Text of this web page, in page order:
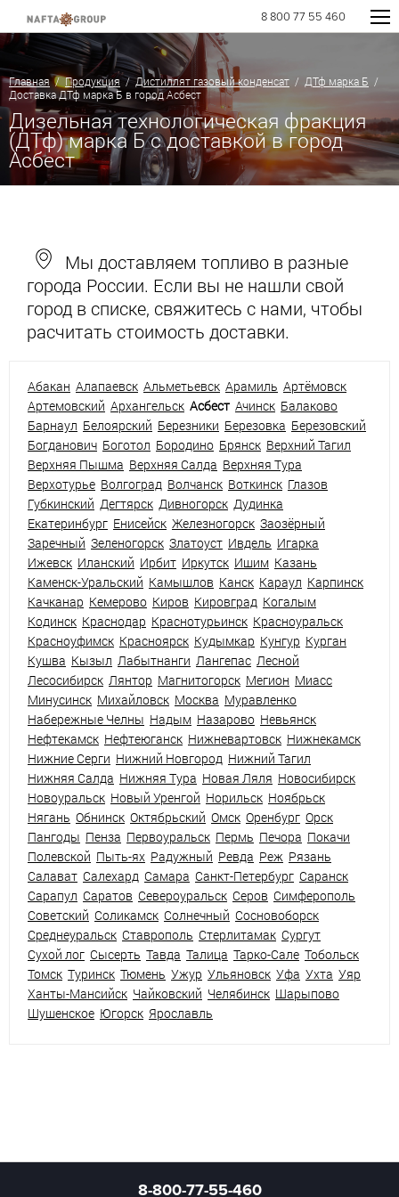
8 800 77 55 460
Главная/Продукция/Дистиллят газовый конденсат / ДТф марка Б /
Доставка ДТф марка Б в город Асбест
Дизельная технологическая фракция
(ДТф) марка Б с доставкой в город
Асбест
Мы доставляем топливо в разные
города России. Если вы не нашли свой
город в списке, свяжитесь с нами, чтобы
расчитать стоимость доставки.
Абакан Алапаевск Альметьевск Арамиль Артёмовск
Артемовский Архангельск Асбест Ачинск Балаково
Барнаул Белоярский Березники Березовка Березовский
Богданович Боготол Бородино Брянск Верхний Тагил
Верхняя Пышма Верхняя Салда Верхняя Тура
Верхотурье Волгоград Волчанск Воткинск Глазов
Губкинский Дегтярск Дивногорск Дудинка
Екатеринбург Енисейск Железногорск Заозёрный
Заречный Зеленогорск Златоуст Ивдель Игарка
Ижевск Иланский Ирбит Иркутск Ишим Казань
Каменск-Уральский Камышлов Канск Караул Карпинск
Качканар Кемерово Киров Кировград Когалым
Кодинск Краснодар Краснотурьинск Красноуральск
Красноуфимск Красноярск Кудымкар Кунгур Курган
Кушва Кызыл Лабытнанги Лангепас Лесной
Лесосибирск Лянтор Магнитогорск Мегион Миасс
Минусинск Михайловск Москва Муравленко
Набережные Челны Надым Назарово Невьянск
Нефтекамск Нефтеюганск Нижневартовск Нижнекамск
Нижние Серги Нижний Новгород Нижний Тагил
Нижняя Салда Нижняя Тура Новая Ляля Новосибирск
Новоуральск Новый Уренгой Норильск Ноябрьск
Нягань Обнинск Октябрьский Омск Оренбург Орск
Пангоды Пенза Первоуральск Пермь Печора Покачи
Полевской Пыть-ях Радужный Ревда Реж Рязань
Салават Салехард Самара Санкт-Петербург Саранск
Сарапул Саратов Североуральск Серов Симферополь
Советский Соликамск Солнечный Сосновоборск
Среднеуральск Ставрополь Стерлитамак Сургут
Сухой лог Сысерть Тавда Талица Тарко-Сале Тобольск
Томск Туринск Тюмень Ужур Ульяновск Уфа Ухта Уяр
Ханты-Мансийск Чайковский Челябинск Шарыпово
Шушенское Югорск Ярославль
8-800-77-55-460